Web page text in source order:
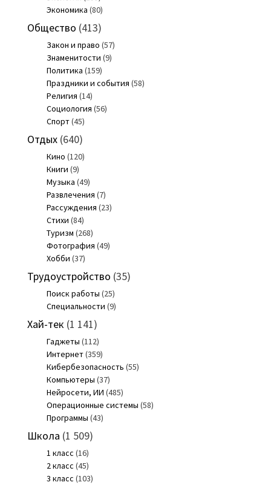
Экономика (80)
Общество (413)
Закон и право (57)
Знаменитости (9)
Политика (159)
Праздники и события (58)
Религия (14)
Социология (56)
Спорт(45)
Отдых(640)
Кино (120)
Книги (9)
Музыка (49)
Развлечения (7)
Рассуждения (23)
Стихи (84)
Туризм (268)
Фотография (49)
Хобби (37)
Трудоустройство (35)
Поиск работы (25)
Специальности (9)
Хай-тек (1 141)
Гаджеты (112)
Интернет(359)
Кибербезопасность (55)
Компьютеры (37)
Нейросети, ИИ (485)
Операционные системы (58)
Программы (43)
Школа (1 509)
1 класс (16)
2 класс (45)
3 класс (103)